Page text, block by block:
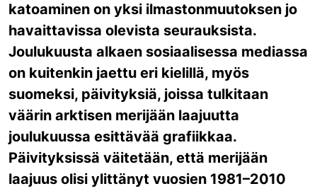
katoaminen on yksi ilmastonmuutoksen jo
havaittavissa olevista seurauksista.
Joulukuusta alkaen sosiaalisessa mediassa
on kuitenkin jaettu eri kielillä, myös
suomeksi, päivityksiä, joissa tulkitaan
väärin arktisen merijään laajuutta
joulukuussa esittävää grafiikkaa.
Päivityksissä väitetään, että merijään
laajuus olisi ylittänyt vuosien 1981–2010